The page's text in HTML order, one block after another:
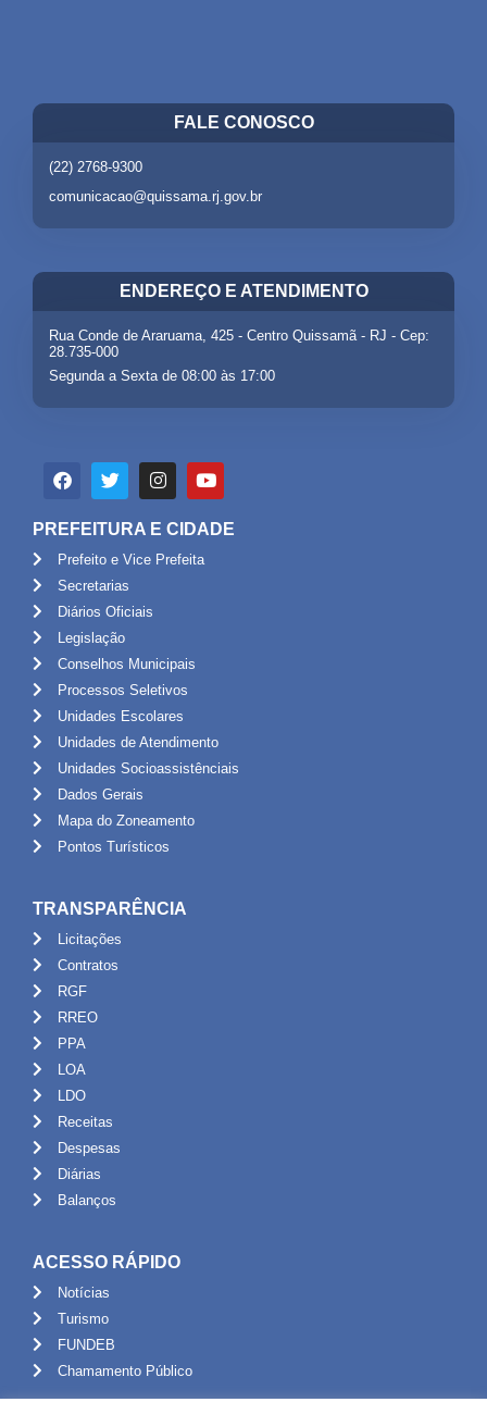
FALE CONOSCO
(22) 2768-9300
comunicacao@quissama.rj.gov.br
ENDEREÇO E ATENDIMENTO
Rua Conde de Araruama, 425 - Centro Quissamã - RJ - Cep:
28.735-000
Segunda a Sexta de 08:00 às 17:00
PREFEITURA E CIDADE
Prefeito e Vice Prefeita
Secretarias
Diários Oficiais
Legislação
Conselhos Municipais
Processos Seletivos
Unidades Escolares
Unidades de Atendimento
Unidades Socioassistênciais
Dados Gerais
Mapa do Zoneamento
Pontos Turísticos
TRANSPARÊNCIA
Licitações
Contratos
RGF
RREO
PPA
LOA
LDO
Receitas
Despesas
Diárias
Balanços
ACESSO RÁPIDO
Notícias
Turismo
FUNDEB
Chamamento Público